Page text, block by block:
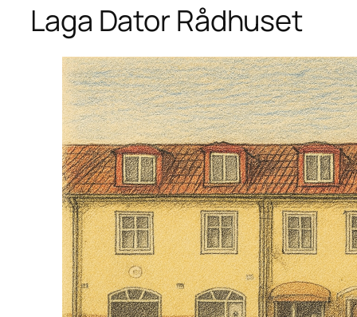
Laga Dator Rådhuset